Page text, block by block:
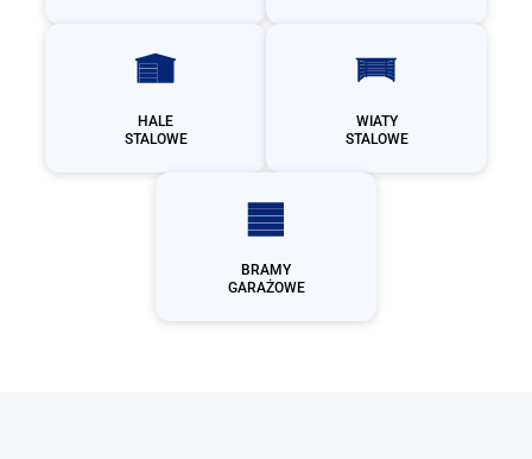
HALE
STALOWE
WIATY
STALOWE
BRAMY
GARAŻOWE